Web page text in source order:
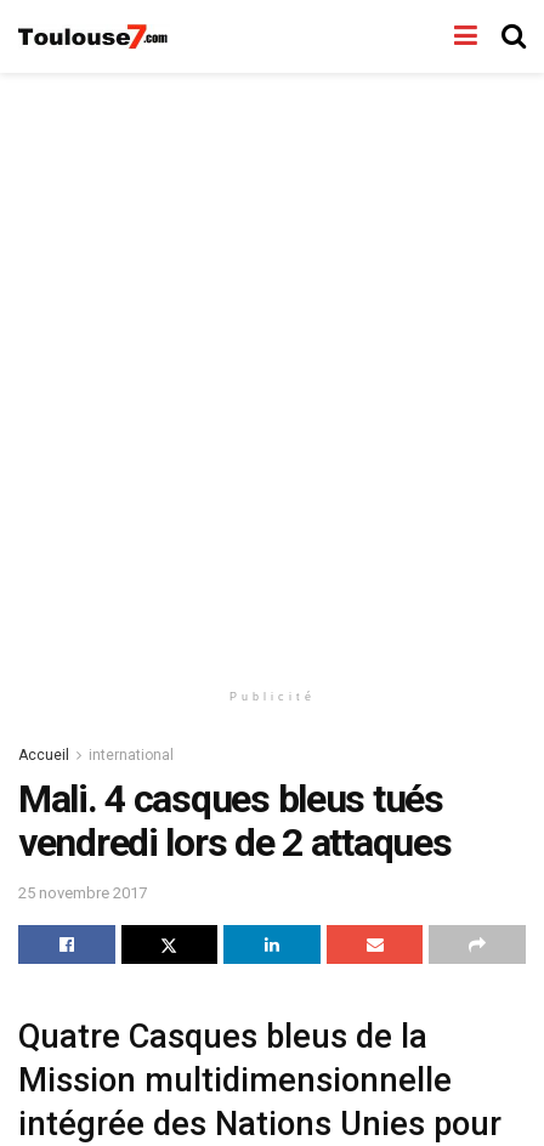
Publicité
Accueil international
Mali. 4 casques bleus tués
vendredi lors de 2 attaques
25 novembre 2017
Quatre Casques bleus de la
Mission multidimensionnelle
intégrée des Nations Unies pour